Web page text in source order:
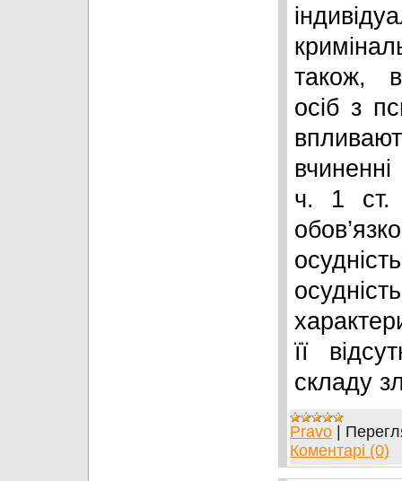
також,
осіб з
ч. 1 ст.
її
складу
Pravo |
Коментарі (0)